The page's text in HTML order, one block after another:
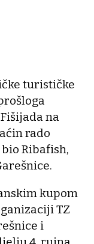
turističke
na
rado
Ribafish,
kupom
TZ
i